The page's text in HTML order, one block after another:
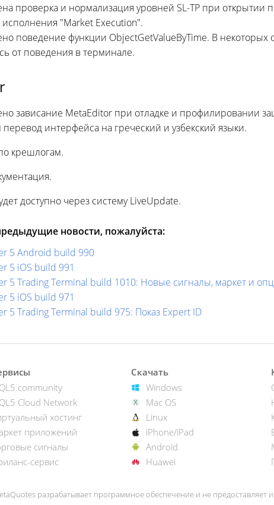
проверка и нормализация уровней SL-TP при открытии
"Market Execution".
поведение функции ObjectGetValueByTime. В некоторых
от поведения в терминале.
зависание MetaEditor при отладке и профилировании
интерфейса на греческий и узбекский языки.
крешлогам.
доступно через систему LiveUpdate.
новости, пожалуйста:
5 Android build 990
5 iOS build 991
5 Trading Terminal build 1010: Новые сигналы, маркет и
5 iOS build 971
5 Trading Terminal build 975: Показ Expert ID
Cloud Network
хостинг
приложений
сигналы
сервис
Скачать
Windows
Mac OS
Linux
iPhone/iPad
Android
Huawei
разрабатывает программное обеспечение и не предоставляет